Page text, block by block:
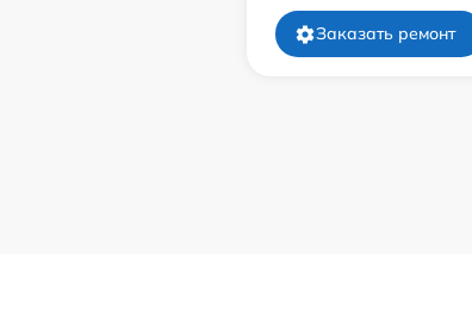
Заказать ремонт